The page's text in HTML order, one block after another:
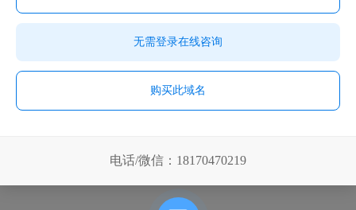
无需登录在线咨询
购买此域名
电话/微信：18170470219